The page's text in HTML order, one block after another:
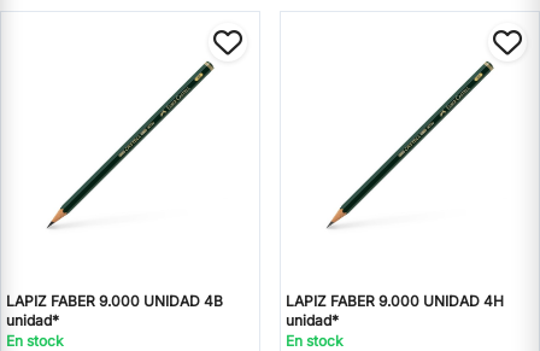
LAPIZ FABER 9.000 UNIDAD 4B
unidad*
En stock
LAPIZ FABER 9.000 UNIDAD 4H
unidad*
En stock